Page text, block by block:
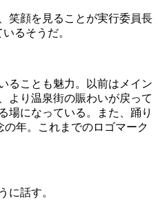
笑顔を見ることが実行委員長
るそうだ。
ることも魅力。以前はメイン
より温泉街の賑わいが戻って
場になっている。また、踊り
年。これまでのロゴマーク
に話す。